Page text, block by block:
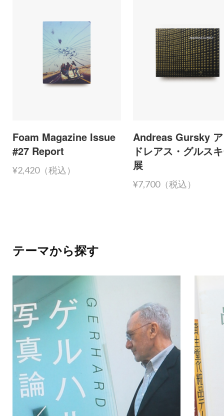
Foam Magazine Issue
#27 Report
¥2,420（税込）
Andreas Gursky
ドレアス・グルス
展
¥7,700（税込）
テーマから探す